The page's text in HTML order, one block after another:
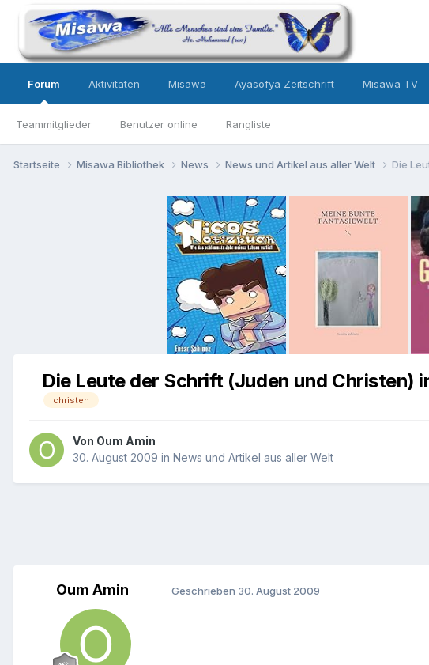
Forum
Teammitglieder Benutzer online Rangliste
Aktivitäten Misawa Ayasofya Zeitschrift Misawa TV
Startseite Misawa Bibliothek News News und Artikel aus aller Welt Die
Die Leute der Schrift (Juden und Christen)
christen
Von Oum Amin
30. August 2009 in News und Artikel aus aller Welt
Oum Amin Geschrieben 30. August 2009